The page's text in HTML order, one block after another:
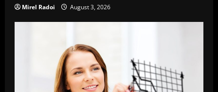
Mirel Radoi August 3, 2026